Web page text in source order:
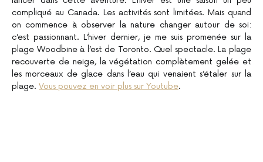
compliqué au Canada. Les activités sont limitées. Mais quand
on commence à observer la nature changer autour de soi:
c’est passionnant. L’hiver dernier, je me suis promenée sur la
plage Woodbine à l’est de Toronto. Quel spectacle. La plage
recouverte de neige, la végétation complètement gelée et
les morceaux de glace dans l’eau qui venaient s’étaler sur la
plage. Vous pouvez en voir plus sur Youtube.